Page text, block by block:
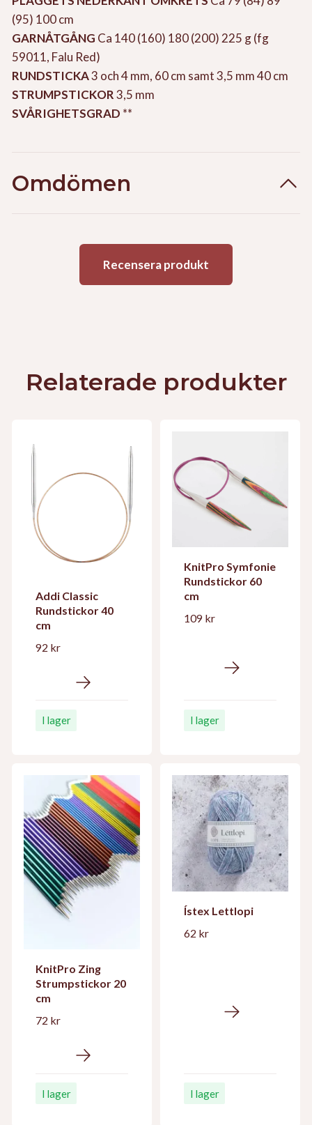
(95) 100 cm
GARNÅTGÅNG Ca 140 (160) 180 (200) 225 g (fg
59011, Falu Red)
RUNDSTICKA3 och 4 mm, 60 cm samt 3,5 mm 40 cm
STRUMPSTICKOR3,5 mm
SVÅRIGHETSGRAD **
Omdömen
Recensera produkt
Relaterade produkter
Addi Classic
Rundstickor 40
cm
92 kr
I lager
KnitPro Symfonie
Rundstickor 60
cm
109 kr
I lager
KnitPro Zing
Strumpstickor 20
cm
72 kr
I lager
Ístex Lettlopi
62 kr
I lager